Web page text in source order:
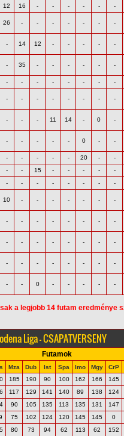
12 16 - - - - - -
26 - - - - - - -
- 14 12 - - - - -
- 35 - - - - - -
- - - - - - - -
- - - - - - - -
- - - 11 14 - 0 -
- - - - - 0 - -
- - - - - 20 -
-
- - 15 - - - -
-
- - - - - - - -
10 - - - - - - -
- - - - - - - -
- - - - - - - -
- - - - - - - -
- - 0 - - - - -
a legjobb 14 futam eredménye
Liga - CSAPATVERSENY
Futamok
Mza Dub Ist Spa Imo Mgy
CrP
185 190 90 100 162 166
145
117 129 141 140 89 138
124
90 105 135 113 135 131
147
75 102 124 120 145 145
0
80 73 94 62 113 62 152